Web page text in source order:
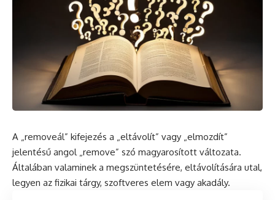
A „removeál” kifejezés a „eltávolít” vagy „elmozdít”
jelentésű angol „remove” szó magyarosított változata.
Általában valaminek a megszüntetésére, eltávolítására utal,
legyen az fizikai tárgy, szoftveres elem vagy akadály.